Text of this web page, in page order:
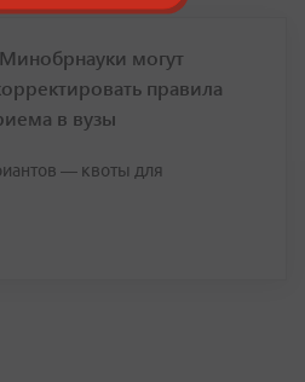
могут
правила
в вузы
— квоты для